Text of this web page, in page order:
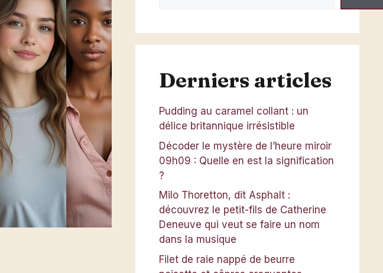
Derniers articles
Pudding au caramel collant : un
délice britannique irrésistible
Décoder le mystère de l’heure miroir
09h09 : Quelle en est la signification
?
Milo Thoretton, dit Asphalt :
découvrez le petit-fils de Catherine
Deneuve qui veut se faire un nom
dans la musique
Filet de raie nappé de beurre